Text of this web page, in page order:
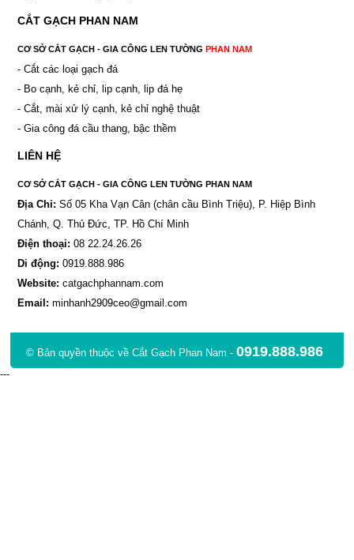
CẮT GẠCH PHAN NAM
CƠ SỞ CẮT GẠCH - GIA CÔNG LEN TƯỜNG PHAN NAM
- Cắt các loại gạch đá
- Bo cạnh, kẻ chỉ, lip cạnh, lip đá hẹ
- Cắt, mài xử lý cạnh, kẻ chỉ nghệ thuật
- Gia công đá cầu thang, bậc thềm
LIÊN HỆ
CƠ SỞ CẮT GẠCH - GIA CÔNG LEN TƯỜNG PHAN NAM
Địa Chỉ: Số 05 Kha Vạn Cân (chân cầu Bình Triệu), P. Hiệp Bình
Chánh, Q. Thủ Đức, TP. Hồ Chí Minh
Điện thoại: 08 22.24.26.26
Di động: 0919.888.986
Website: catgachphannam.com
Email: minhanh2909ceo@gmail.com
© Bản quyền thuộc về Cắt Gạch Phan Nam -0919.888.986
---